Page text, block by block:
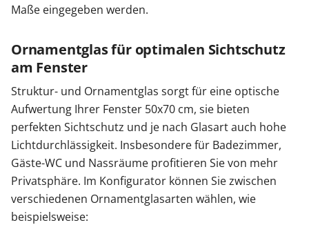
Maße eingegeben werden.
Ornamentglas für optimalen Sichtschutz
am Fenster
Struktur- und Ornamentglas sorgt für eine optische
Aufwertung Ihrer Fenster 50x70 cm, sie bieten
perfekten Sichtschutz und je nach Glasart auch hohe
Lichtdurchlässigkeit. Insbesondere für Badezimmer,
Gäste-WC und Nassräume profitieren Sie von mehr
Privatsphäre. Im Konfigurator können Sie zwischen
verschiedenen Ornamentglasarten wählen, wie
beispielsweise: